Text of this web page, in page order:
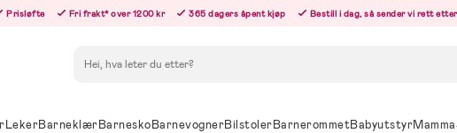
Prisløfte Fri frakt* over 1200 kr 365 dagers åpent kjøp Bestill i dag, så sender vi rett
LekerBarneklærBarneskoBarnevognerBilstolerBarnerommetBabyutstyrMamma